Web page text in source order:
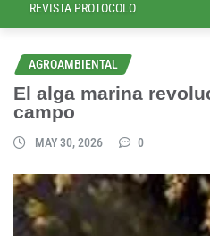
REVISTA PROTOCOLO
AGROAMBIENTAL
El alga marina
campo
MAY 30, 2026 0